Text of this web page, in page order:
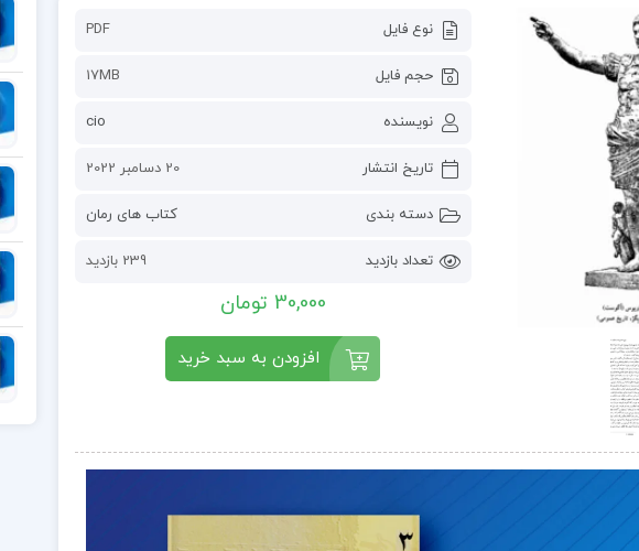
نوع فایل PDF
حجم فایل 17MB
نویسنده cio
تاریخ انتشار 20 دسامبر 2022
دسته بندی کتاب های رمان
تعداد بازدید 239 بازدید
30,000 تومان
افزودن به سبد خرید